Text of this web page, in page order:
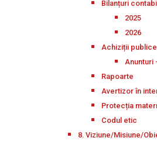
Bilanțuri
2025
2026
Achiziții publice
Anunturi
Rapoarte
Avertizor în
Protecția
Codul etic
8. Viziune/Misiune/